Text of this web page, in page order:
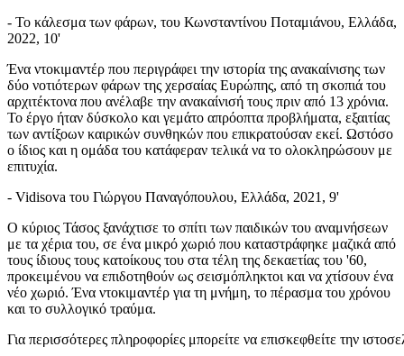
- Το κάλεσμα των φάρων, του Κωνσταντίνου Ποταμιάνου, Ελλάδα,
2022, 10'
Ένα ντοκιμαντέρ που περιγράφει την ιστορία της ανακαίνισης των
δύο νοτιότερων φάρων της χερσαίας Ευρώπης, από τη σκοπιά του
αρχιτέκτονα που ανέλαβε την ανακαίνισή τους πριν από 13 χρόνια.
Το έργο ήταν δύσκολο και γεμάτο απρόοπτα προβλήματα, εξαιτίας
των αντίξοων καιρικών συνθηκών που επικρατούσαν εκεί. Ωστόσο
ο ίδιος και η ομάδα του κατάφεραν τελικά να το ολοκληρώσουν με
επιτυχία.
- Vidisova του Γιώργου Παναγόπουλου, Ελλάδα, 2021, 9'
Ο κύριος Τάσος ξανάχτισε το σπίτι των παιδικών του αναμνήσεων
με τα χέρια του, σε ένα μικρό χωριό που καταστράφηκε μαζικά από
τους ίδιους τους κατοίκους του στα τέλη της δεκαετίας του '60,
προκειμένου να επιδοτηθούν ως σεισμόπληκτοι και να χτίσουν ένα
νέο χωριό. Ένα ντοκιμαντέρ για τη μνήμη, το πέρασμα του χρόνου
και το συλλογικό τραύμα.
Για περισσότερες πληροφορίες μπορείτε να επισκεφθείτε την